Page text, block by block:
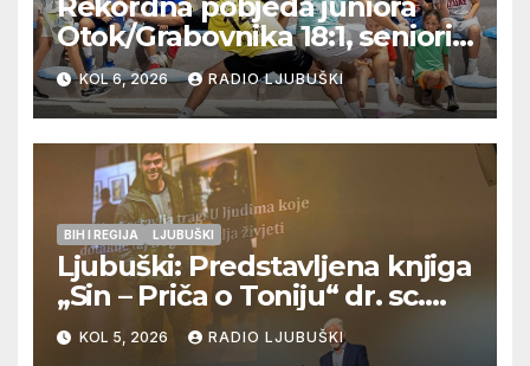
Otok/Grabovnika 18:1, seniori
Pregrađa u četvrtfinalu,
Veljaci i Cerno/Crnopod u
doigravanju, Grljevići završili
natjecanje
KOL 6, 2026 RADIO LJUBUŠKI
BIH I REGIJA LJUBUŠKI
Ljubuški: Predstavljena knjiga
„Sin – Priča o Toniju“ dr. sc.
Zdenka Hercega
KOL 5, 2026 RADIO LJUBUŠKI